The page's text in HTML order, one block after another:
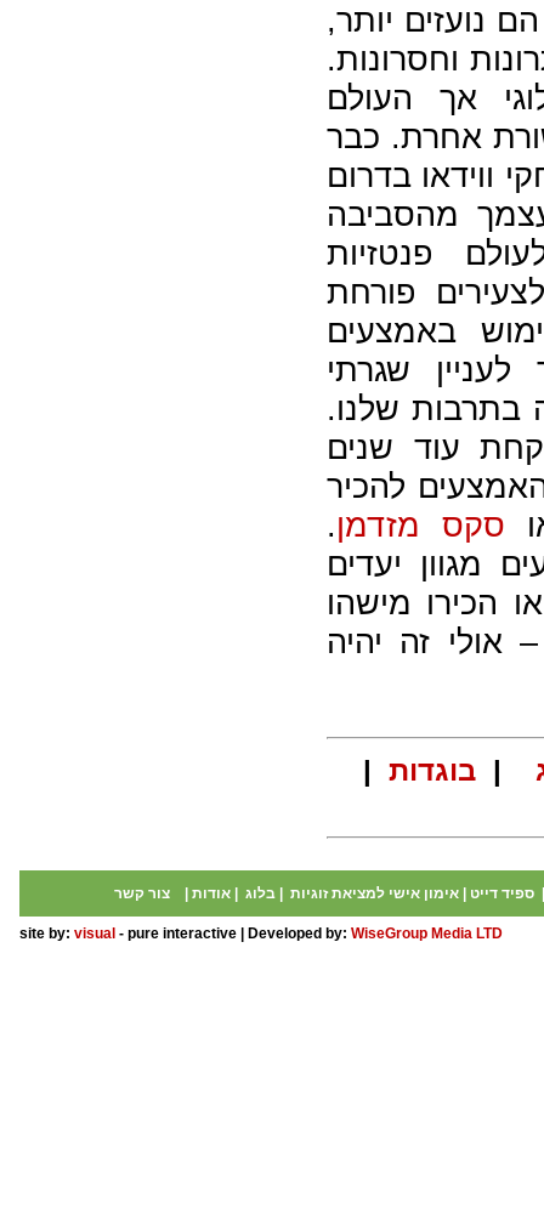
נועזים יותר,
וחסרונות.
אך העולם
אחרת. כבר
ווידאו בדרום
מהסביבה
פנטזיות
פורחת
באמצעים
לעניין שגרתי
בתרבות שלנו.
עוד שנים
להכיר
סקס מזדמן.
מגוון יעדים
הכירו מישהו
זה יהיה
| בוגדות |
ספיד דייט אימון אישי למציאת זוגיות בלוג אודות צור קשר
site by: visual - pure interactive | Developed by: WiseGroup Media LTD